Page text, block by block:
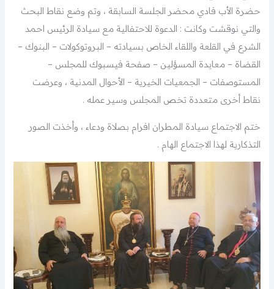
حضرة الأب فادي محضر الجلسة السابقة ، وتم وضع نقاط البحث
والتي نوقشت وكانت : الدعوة للاحتفالية مع سيادة الرئيس احمد
الشرع في القلعة واللقاء الخاص بسيادته – البروتوكولات – البنوك –
القضاة – معايدة المسؤلين – صفحة فيسبوك للمجلس –
المستوصفات – الجمعيات الخيرية – الأحوال المدنية ، وعرضت
نقاط أخرى متعددة تخص المجلس وسير عمله .
ختم الاجتماع سيادة المطران افرام بصلاة ودعاء ، وأخذت الصور
التذكارية لهذا الاجتماع الهام .